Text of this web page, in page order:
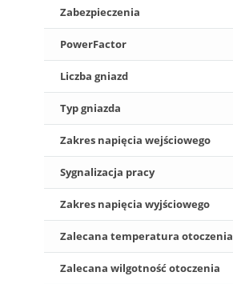
Zabezpieczenia
PowerFactor
Liczba gniazd
Typ gniazda
Zakres napięcia wejściowego
Sygnalizacja pracy
Zakres napięcia wyjściowego
Zalecana temperatura otoczenia
Zalecana wilgotność otoczenia